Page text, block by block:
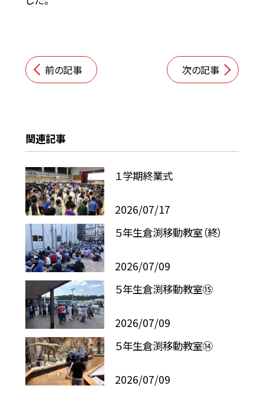
前の記事 次の記事
関連記事
１学期終業式
2026/07/17
５年生倉渕移動教室（終）
2026/07/09
５年生倉渕移動教室⑮
2026/07/09
５年生倉渕移動教室⑭
2026/07/09